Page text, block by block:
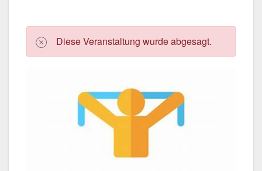
Die­se Ver­an­stal­tung wur­de abge­sagt.